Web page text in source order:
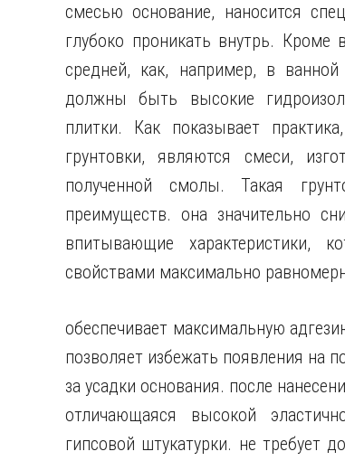
смесью основание, наносится
глубоко проникать внутрь.
средней, как, например, в
должны быть высокие
плитки. Как показывает
грунтовки, являются смеси,
полученной смолы. Такая
преимуществ. она значительно
впитывающие характеристики,
свойствами максимально
обеспечивает максимальную
позволяет избежать появления на
за усадки основания. после
отличающаяся высокой
гипсовой штукатурки. не требует